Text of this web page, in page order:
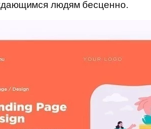
людям бесценно.